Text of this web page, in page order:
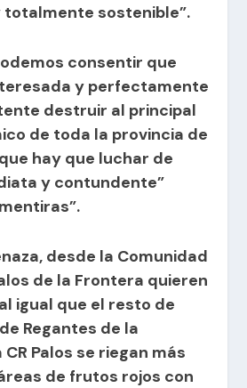
totalmente sostenible”.
consentir que
y perfectamente
destruir al principal
de toda la provincia de
hay que luchar de
y contundente”
desde la Comunidad
de la Frontera quieren
igual que el resto de
Regantes de la
Palos se riegan más
de frutos rojos con